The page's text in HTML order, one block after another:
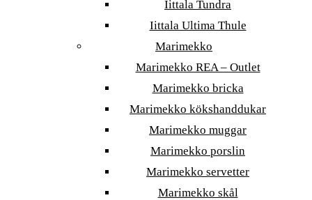
Iittala Tundra
Iittala Ultima Thule
Marimekko
Marimekko REA – Outlet
Marimekko bricka
Marimekko kökshanddukar
Marimekko muggar
Marimekko porslin
Marimekko servetter
Marimekko skål